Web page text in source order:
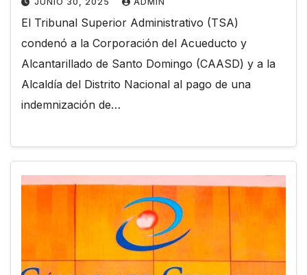
El Tribunal Superior Administrativo (TSA)
condenó a la Corporación del Acueducto y
Alcantarillado de Santo Domingo (CAASD) y a la
Alcaldía del Distrito Nacional al pago de una
indemnización de…